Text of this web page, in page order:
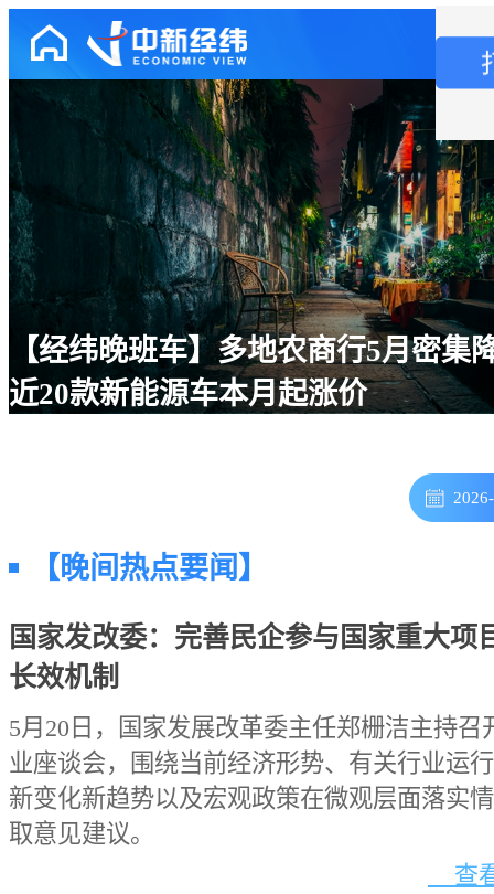
【经纬晚班车】多地农商行5月密集
近20款新能源车本月起涨价
【晚间热点要闻】
国家发改委：完善民企参与国家重大项
长效机制
5月20日，国家发展改革委主任郑栅洁主持召
业座谈会，围绕当前经济形势、有关行业运
新变化新趋势以及宏观政策在微观层面落实
取意见建议。
查